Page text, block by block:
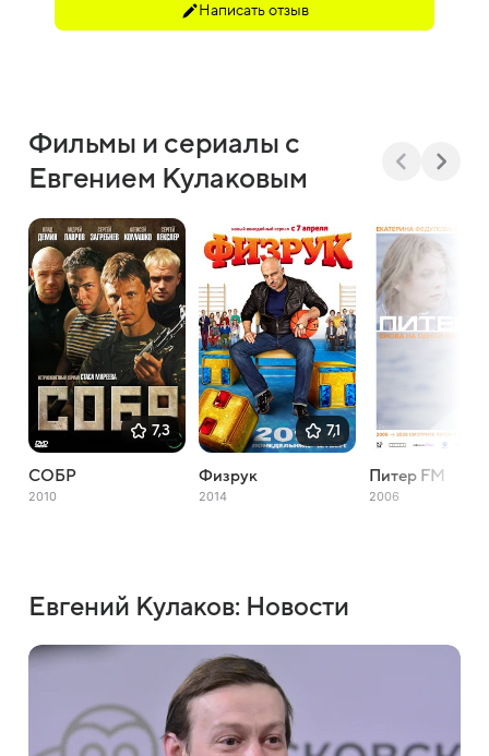
Написать отзыв
Фильмы и сериалы с
Евгением Кулаковым
7,3
СОБР
2010
7,1
Физрук
2014
Питер FM
2006
Евгений Кулаков: Новости